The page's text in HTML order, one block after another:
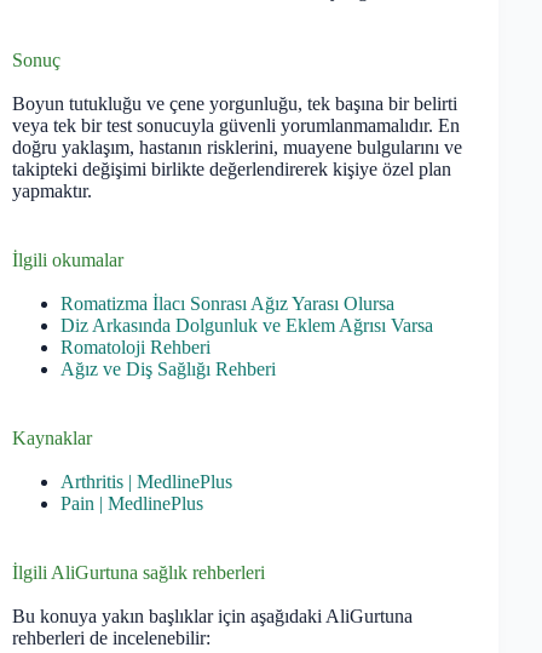
Sonuç
Boyun tutukluğu ve çene yorgunluğu, tek başına bir belirti
veya tek bir test sonucuyla güvenli yorumlanmamalıdır. En
doğru yaklaşım, hastanın risklerini, muayene bulgularını ve
takipteki değişimi birlikte değerlendirerek kişiye özel plan
yapmaktır.
İlgili okumalar
Romatizma İlacı Sonrası Ağız Yarası Olursa
Diz Arkasında Dolgunluk ve Eklem Ağrısı Varsa
Romatoloji Rehberi
Ağız ve Diş Sağlığı Rehberi
Kaynaklar
Arthritis | MedlinePlus
Pain | MedlinePlus
İlgili AliGurtuna sağlık rehberleri
Bu konuya yakın başlıklar için aşağıdaki AliGurtuna
rehberleri de incelenebilir: